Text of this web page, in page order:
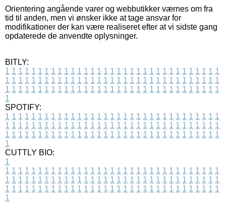
Orientering angående varer og webbutikker værnes om fra
tid til anden, men vi ønsker ikke at tage ansvar for
modifikationer der kan være realiseret efter at vi sidste gang
opdaterede de anvendte oplysninger.
BITLY:
1 1 1 1 1 1 1 1 1 1 1 1 1 1 1 1 1 1 1 1 1 1 1 1 1 1 1 1 1 1 1 1 1
1 1 1 1 1 1 1 1 1 1 1 1 1 1 1 1 1 1 1 1 1 1 1 1 1 1 1 1 1 1 1 1 1
1 1 1 1 1 1 1 1 1 1 1 1 1 1 1 1 1 1 1 1 1 1 1 1 1 1 1 1 1 1 1 1 1
1
SPOTIFY:
1 1 1 1 1 1 1 1 1 1 1 1 1 1 1 1 1 1 1 1 1 1 1 1 1 1 1 1 1 1 1 1 1
1 1 1 1 1 1 1 1 1 1 1 1 1 1 1 1 1 1 1 1 1 1 1 1 1 1 1 1 1 1 1 1 1
1 1 1 1 1 1 1 1 1 1 1 1 1 1 1 1 1 1 1 1 1 1 1 1 1 1 1 1 1 1 1 1 1
1
CUTTLY BIO:
1
1 1 1 1 1 1 1 1 1 1 1 1 1 1 1 1 1 1 1 1 1 1 1 1 1 1 1 1 1 1 1 1 1
1 1 1 1 1 1 1 1 1 1 1 1 1 1 1 1 1 1 1 1 1 1 1 1 1 1 1 1 1 1 1 1 1
1 1 1 1 1 1 1 1 1 1 1 1 1 1 1 1 1 1 1 1 1 1 1 1 1 1 1 1 1 1 1 1 1
1